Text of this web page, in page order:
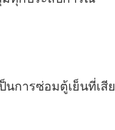
นการซ่อมตู้เย็นที่เสีย